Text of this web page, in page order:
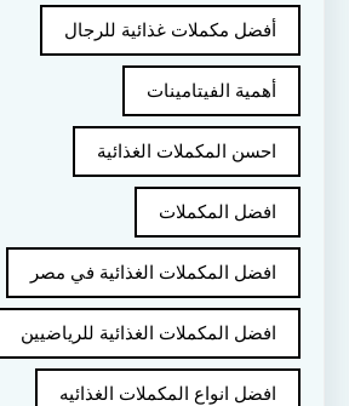
أفضل مكملات غذائية للرجال
أهمية الفيتامينات
احسن المكملات الغذائية
افضل المكملات
افضل المكملات الغذائية في مصر
افضل المكملات الغذائية للرياضيين
افضل انواع المكملات الغذائيه